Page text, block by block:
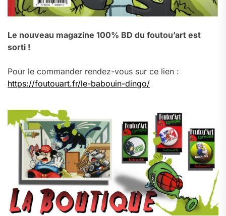
Le nouveau magazine 100% BD du foutou’art est
sorti !
Pour le commander rendez-vous sur ce lien :
https://foutouart.fr/le-babouin-dingo/